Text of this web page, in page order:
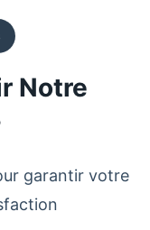
Notre
garantir votre